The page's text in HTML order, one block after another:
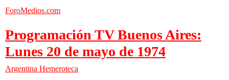
ForoMedios.com
Programación TV Buenos Aires:
Lunes 20 de mayo de 1974
Argentina Hemeroteca